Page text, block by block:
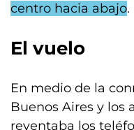
centro hacia abajo.
El vuelo
En medio de la
Buenos Aires y los
reventaba los